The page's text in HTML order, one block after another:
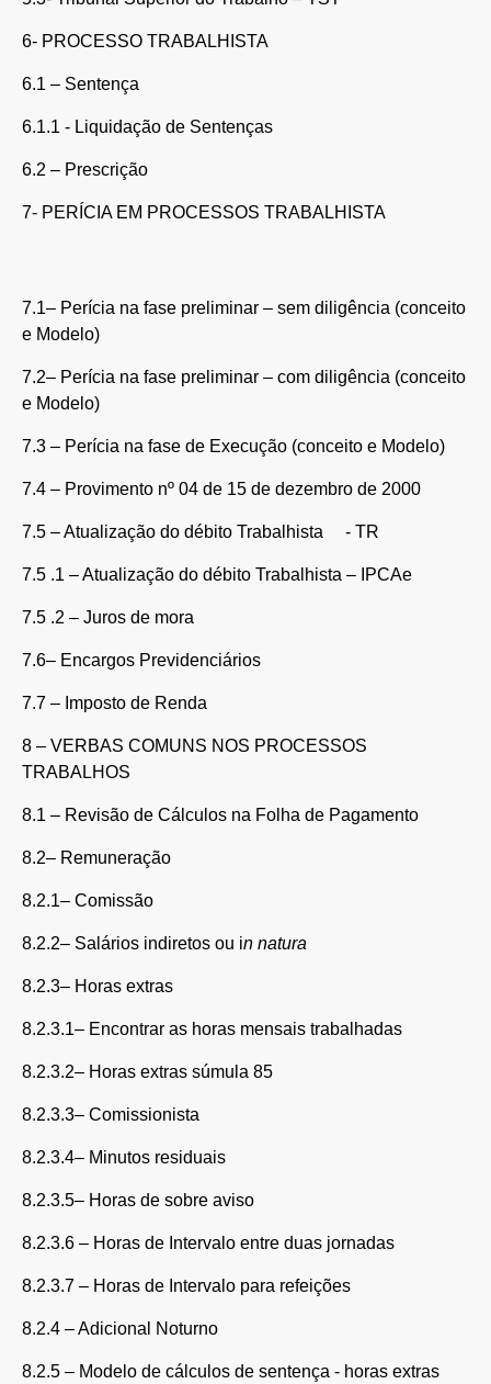
6- PROCESSO TRABALHISTA
6.1 – Sentença
6.1.1 - Liquidação de Sentenças
6.2 – Prescrição
7- PERÍCIA EM PROCESSOS TRABALHISTA
7.1– Perícia na fase preliminar – sem diligência (conceito
e Modelo)
7.2– Perícia na fase preliminar – com diligência (conceito
e Modelo)
7.3 – Perícia na fase de Execução (conceito e Modelo)
7.4 – Provimento nº 04 de 15 de dezembro de 2000
7.5 – Atualização do débito Trabalhista - TR
7.5 .1 – Atualização do débito Trabalhista – IPCAe
7.5 .2 – Juros de mora
7.6– Encargos Previdenciários
7.7 – Imposto de Renda
8 – VERBAS COMUNS NOS PROCESSOS
TRABALHOS
8.1 – Revisão de Cálculos na Folha de Pagamento
8.2– Remuneração
8.2.1– Comissão
8.2.2– Salários indiretos ou in natura
8.2.3– Horas extras
8.2.3.1– Encontrar as horas mensais trabalhadas
8.2.3.2– Horas extras súmula 85
8.2.3.3– Comissionista
8.2.3.4– Minutos residuais
8.2.3.5– Horas de sobre aviso
8.2.3.6 – Horas de Intervalo entre duas jornadas
8.2.3.7 – Horas de Intervalo para refeições
8.2.4 – Adicional Noturno
8.2.5 – Modelo de cálculos de sentença - horas extras